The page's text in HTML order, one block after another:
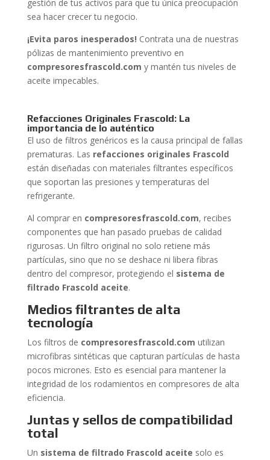
gestión de tus activos para que tu única preocupación
sea hacer crecer tu negocio.
¡Evita paros inesperados! Contrata una de nuestras
pólizas de mantenimiento preventivo en
compresoresfrascold.com y mantén tus niveles de
aceite impecables.
Refacciones Originales Frascold: La
importancia de lo auténtico
El uso de filtros genéricos es la causa principal de fallas
prematuras. Las refacciones originales Frascold
están diseñadas con materiales filtrantes específicos
que soportan las presiones y temperaturas del
refrigerante.
Al comprar en compresoresfrascold.com, recibes
componentes que han pasado pruebas de calidad
rigurosas. Un filtro original no solo retiene más
partículas, sino que no se deshace ni libera fibras
dentro del compresor, protegiendo el sistema de
filtrado Frascold aceite.
Medios filtrantes de alta
tecnología
Los filtros de compresoresfrascold.com utilizan
microfibras sintéticas que capturan partículas de hasta
pocos micrones. Esto es esencial para mantener la
integridad de los rodamientos en compresores de alta
eficiencia.
Juntas y sellos de compatibilidad
total
Un sistema de filtrado Frascold aceite solo es